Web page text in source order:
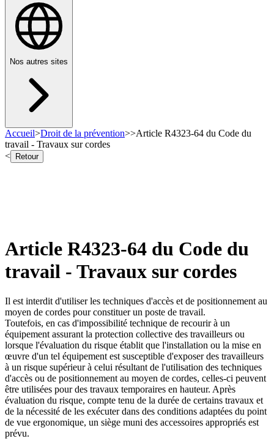
Nos autres sites
Accueil>Droit de la prévention>>Article R4323-64 du Code du
travail - Travaux sur cordes
<
Retour
Article R4323-64 du Code du
travail - Travaux sur cordes
Il est interdit d'utiliser les techniques d'accès et de positionnement au
moyen de cordes pour constituer un poste de travail.
Toutefois, en cas d'impossibilité technique de recourir à un
équipement assurant la protection collective des travailleurs ou
lorsque l'évaluation du risque établit que l'installation ou la mise en
œuvre d'un tel équipement est susceptible d'exposer des travailleurs
à un risque supérieur à celui résultant de l'utilisation des techniques
d'accès ou de positionnement au moyen de cordes, celles-ci peuvent
être utilisées pour des travaux temporaires en hauteur. Après
évaluation du risque, compte tenu de la durée de certains travaux et
de la nécessité de les exécuter dans des conditions adaptées du point
de vue ergonomique, un siège muni des accessoires appropriés est
prévu.